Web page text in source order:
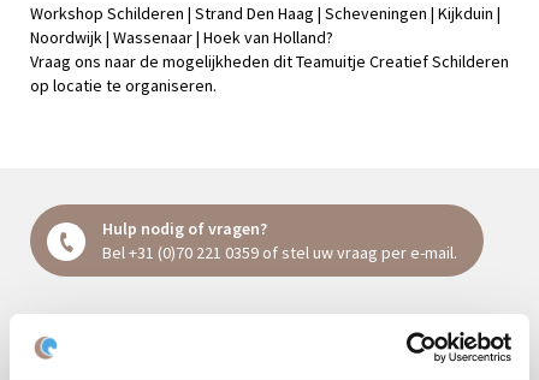
Workshop Schilderen | Strand Den Haag | Scheveningen | Kijkduin |
Noordwijk | Wassenaar | Hoek van Holland?
Vraag ons naar de mogelijkheden dit Teamuitje Creatief Schilderen
op locatie te organiseren.
Hulp nodig of vragen?
Bel+31 (0)70 221 0359 of stel uw vraag per e-mail.
Vrijblijvende offerte: